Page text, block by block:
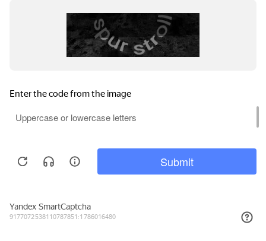
створок со стороны интерьера.
Мы используем файлы cookie, метрические программы и системы
ПРИНЯТЬ